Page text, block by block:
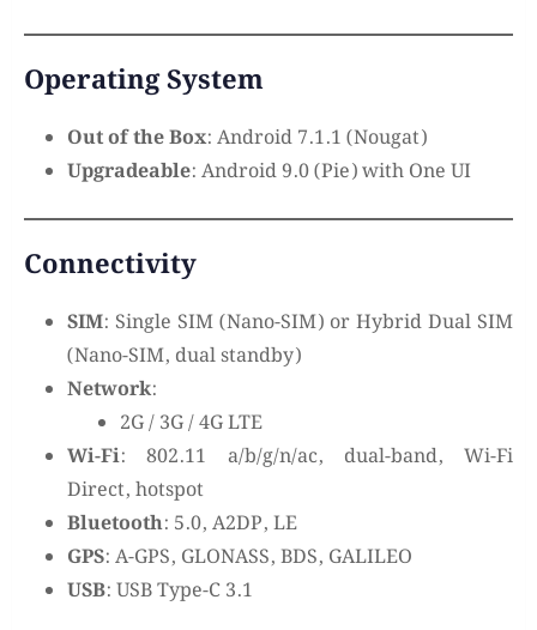
Operating System
Out of the Box: Android 7.1.1 (Nougat)
Upgradeable: Android 9.0 (Pie) with One UI
Connectivity
SIM: Single SIM (Nano-SIM) or Hybrid Dual SIM
(Nano-SIM, dual standby)
Network:
2G / 3G / 4G LTE
Wi-Fi: 802.11 a/b/g/n/ac, dual-band, Wi-Fi
Direct, hotspot
Bluetooth: 5.0, A2DP, LE
GPS: A-GPS, GLONASS, BDS, GALILEO
USB: USB Type-C 3.1